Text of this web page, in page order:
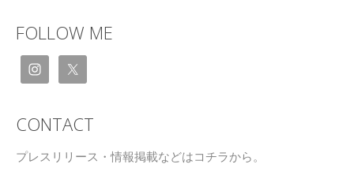
FOLLOW ME
CONTACT
プレスリリース・情報掲載などはコチラから。